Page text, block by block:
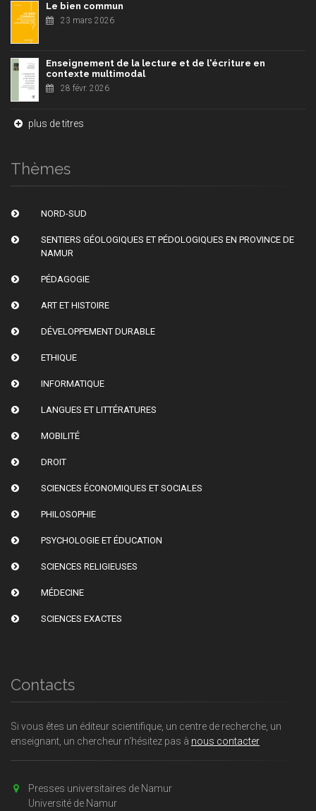
Le bien commun
23 mars 2026
Enseignement de la lecture et de l'écriture en
contexte multimodal
28 févr. 2026
plus de titres
Thèmes
NORD-SUD
SENTIERS GÉOLOGIQUES ET PÉDOLOGIQUES EN PROVINCE DE
NAMUR
PÉDAGOGIE
ART ET HISTOIRE
DÉVELOPPEMENT DURABLE
ETHIQUE
INFORMATIQUE
LANGUES ET LITTÉRATURES
MOBILITÉ
DROIT
SCIENCES ÉCONOMIQUES ET SOCIALES
PHILOSOPHIE
PSYCHOLOGIE ET ÉDUCATION
SCIENCES RELIGIEUSES
MÉDECINE
SCIENCES EXACTES
Contacts
Si vous êtes un éditeur scientifique, un centre de recherche, un
enseignant, un chercheur n'hésitez pas à nous contacter
Presses universitaires de Namur
Université de Namur